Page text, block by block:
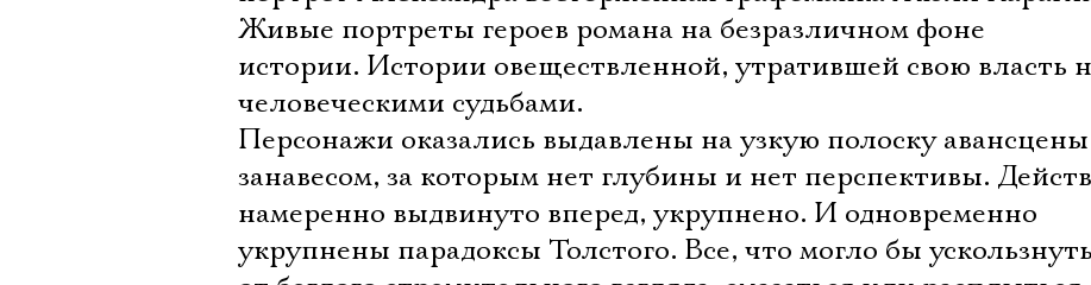
Живые портреты героев романа на безразличном фоне
истории. Истории овеществленной, утратившей свою власть
человеческими судьбами.
Персонажи оказались выдавлены на узкую полоску
занавесом, за которым нет глубины и нет перспективы.
намеренно выдвинуто вперед, укрупнено. И одновременно
укрупнены парадоксы Толстого. Все, что могло бы ускользнуть